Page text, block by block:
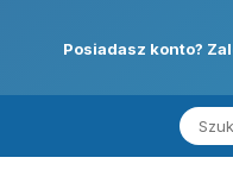
Posiadasz konto?